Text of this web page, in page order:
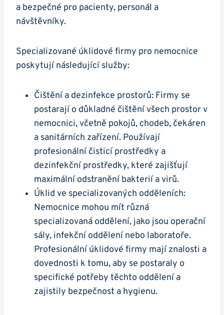
a bezpečné pro pacienty, personál a
návštěvníky.
Specializované úklidové firmy pro nemocnice
poskytují následující služby:
Čištění a dezinfekce prostorů: Firmy se
postarají o důkladné čištění všech prostor v
nemocnici, včetně pokojů, chodeb, čekáren
a sanitárních zařízení. Používají
profesionální čisticí prostředky a
dezinfekční prostředky, které zajišťují
maximální odstranění bakterií a virů.
Úklid ve specializovaných odděleních:
Nemocnice mohou mít různá
specializovaná oddělení, jako jsou operační
sály, infekční oddělení nebo laboratoře.
Profesionální úklidové firmy mají znalosti a
dovednosti k tomu, aby se postaraly o
specifické potřeby těchto oddělení a
zajistily bezpečnost a hygienu.